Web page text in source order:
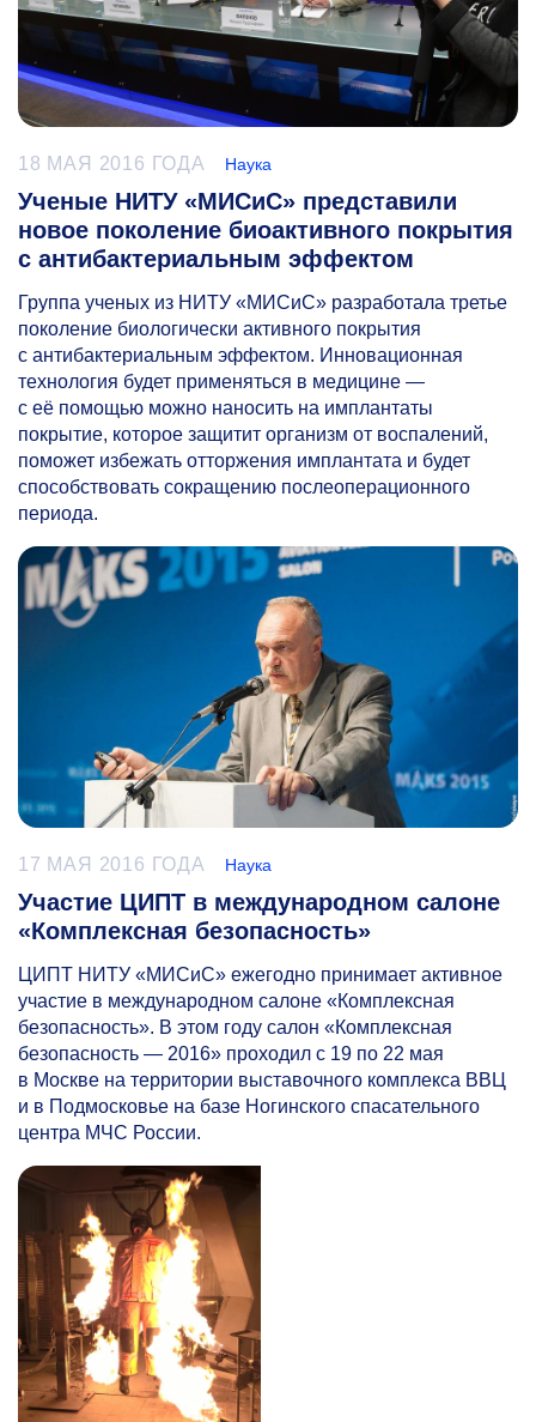
18 МАЯ 2016 ГОДА Наука
Ученые НИТУ «МИСиС» представили
новое поколение биоактивного покрытия
с антибактериальным эффектом
Группа ученых из НИТУ «МИСиС» разработала третье
поколение биологически активного покрытия
с антибактериальным эффектом. Инновационная
технология будет применяться в медицине —
с её помощью можно наносить на имплантаты
покрытие, которое защитит организм от воспалений,
поможет избежать отторжения имплантата и будет
способствовать сокращению послеоперационного
периода.
17 МАЯ 2016 ГОДА Наука
Участие ЦИПТ в международном салоне
«Комплексная безопасность»
ЦИПТ НИТУ «МИСиС» ежегодно принимает активное
участие в международном салоне «Комплексная
безопасность». В этом году салон «Комплексная
безопасность — 2016» проходил с 19 по 22 мая
в Москве на территории выставочного комплекса ВВЦ
и в Подмосковье на базе Ногинского спасательного
центра МЧС России.